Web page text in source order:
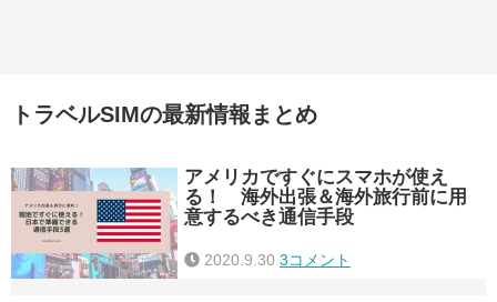
トラベルSIMの最新情報まとめ
アメリカですぐにスマホが使え
る！ 海外出張＆海外旅行前に用
意するべき通信手段
2020.9.30 3コメント